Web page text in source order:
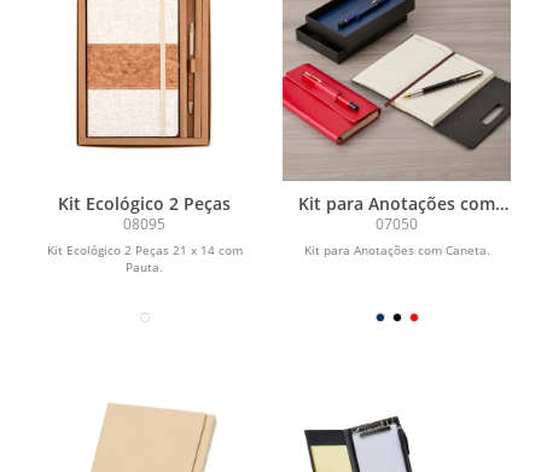
Kit Ecológico 2 Peças
08095
Kit Ecológico 2 Peças 21 x 14 com
Pauta.
Kit para Anotações com
Caneta
07050
Kit para Anotações com Caneta.